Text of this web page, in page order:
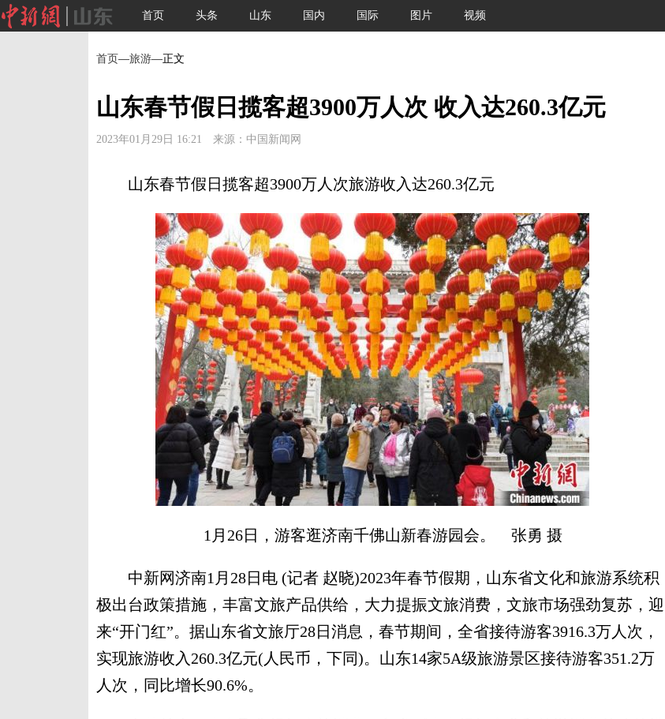
首页 头条 山东 国内 国际 图片 视频
首页—旅游—正文
山东春节假日揽客超3900万人次 收入达260.3亿元
2023年01月29日 16:21 来源：中国新闻网
山东春节假日揽客超3900万人次旅游收入达260.3亿元
1月26日，游客逛济南千佛山新春游园会。 张勇 摄
中新网济南1月28日电 (记者 赵晓)2023年春节假期，山东省文化和旅游系统积
极出台政策措施，丰富文旅产品供给，大力提振文旅消费，文旅市场强劲复苏，迎
来“开门红”。据山东省文旅厅28日消息，春节期间，全省接待游客3916.3万人次，
实现旅游收入260.3亿元(人民币，下同)。山东14家5A级旅游景区接待游客351.2万
人次，同比增长90.6%。